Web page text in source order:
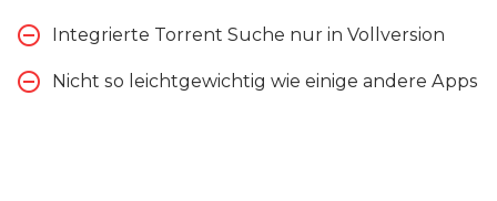
Integrierte Torrent Suche nur in Vollversion
Nicht so leichtgewichtig wie einige andere Apps